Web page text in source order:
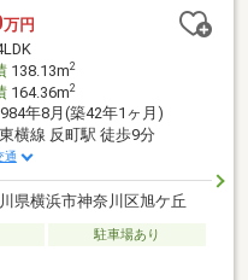
！即日対応♪◆ご来店は
！】アクセス便利♪【ご見
万円
138.13m2
164.36m2
年8月(築42年1ヶ月)
横線 反町駅 徒歩9分
通
県横浜市神奈川区旭ケ丘
駐車場あり